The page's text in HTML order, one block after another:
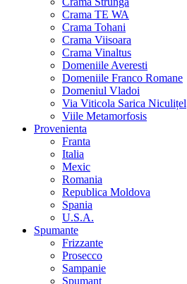
Crama TE WA
Crama Tohani
Crama Viisoara
Crama Vinaltus
Domeniile Averesti
Domeniile Franco Romane
Domeniul Vladoi
Via Viticola Sarica Niculițel
Viile Metamorfosis
Provenienta
Franta
Italia
Mexic
Romania
Republica Moldova
Spania
U.S.A.
Spumante
Frizzante
Prosecco
Sampanie
Spumant